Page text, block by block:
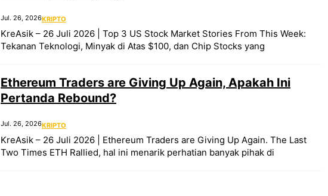
Jul. 26, 2026KRIPTO
KreAsik – 26 Juli 2026 | Top 3 US Stock Market Stories From This Week:
Tekanan Teknologi, Minyak di Atas $100, dan Chip Stocks yang
Ethereum Traders are Giving Up Again, Apakah Ini
Pertanda Rebound?
Jul. 26, 2026KRIPTO
KreAsik – 26 Juli 2026 | Ethereum Traders are Giving Up Again. The Last
Two Times ETH Rallied, hal ini menarik perhatian banyak pihak di